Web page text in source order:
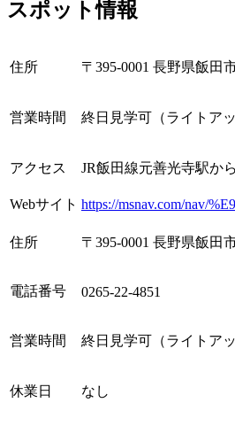
スポット情報
住所 〒395-0001 長野県飯田
営業時間 終日見学可（ライトア
アクセス JR飯田線元善光寺駅か
Webサイト https://msnav.com/nav/
住所 〒395-0001 長野県飯田
電話番号 0265-22-4851
営業時間 終日見学可（ライトア
休業日 なし